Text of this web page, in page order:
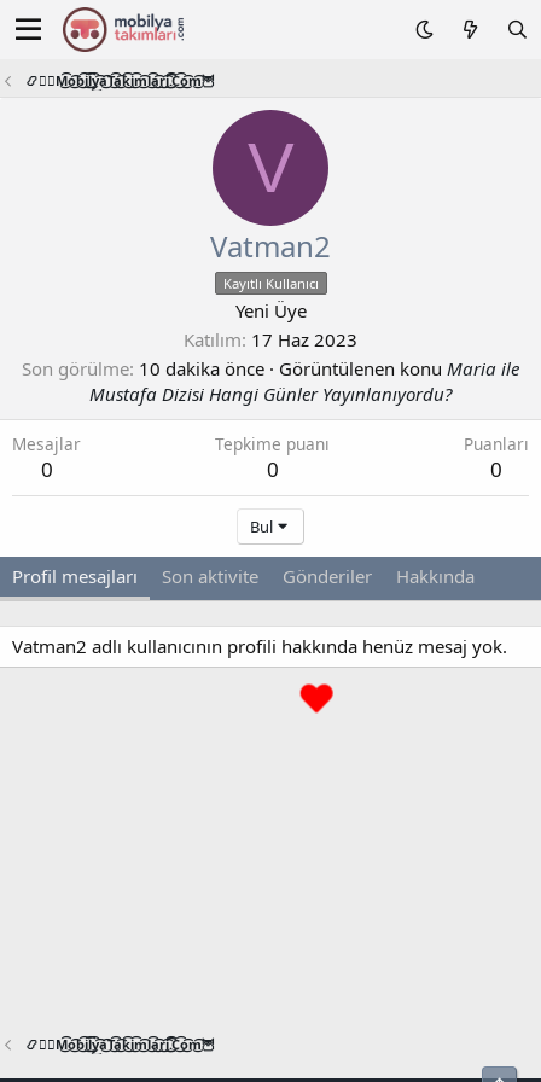
📿🧙‍♂️M͜͡o͜͡b͜͡i͜͡l͜͡y͜͡a͜͡T͜͡a͜͡k͜͡i͜͡m͜͡l͜͡a͜͡r͜͡i͜͡.͜͡C͜͡o͜͡m͜͡🦉
V
Vatman2
Kayıtlı Kullanıcı
Yeni Üye
Katılım 17 Haz 2023
Son görülme 10 dakika önce · Görüntülenen konu Maria ile
Mustafa Dizisi Hangi Günler Yayınlanıyordu?
Mesajlar
0
Tepkime puanı
0
Puanları
0
Bul
Profil mesajları Son aktivite Gönderiler Hakkında
Vatman2 adlı kullanıcının profili hakkında henüz mesaj yok.
📿🧙‍♂️M͜͡o͜͡b͜͡i͜͡l͜͡y͜͡a͜͡T͜͡a͜͡k͜͡i͜͡m͜͡l͜͡a͜͡r͜͡i͜͡.͜͡C͜͡o͜͡m͜͡🦉